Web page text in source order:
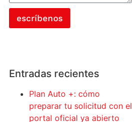
escríbenos
Entradas recientes
Plan Auto +: cómo
preparar tu solicitud con el
portal oficial ya abierto